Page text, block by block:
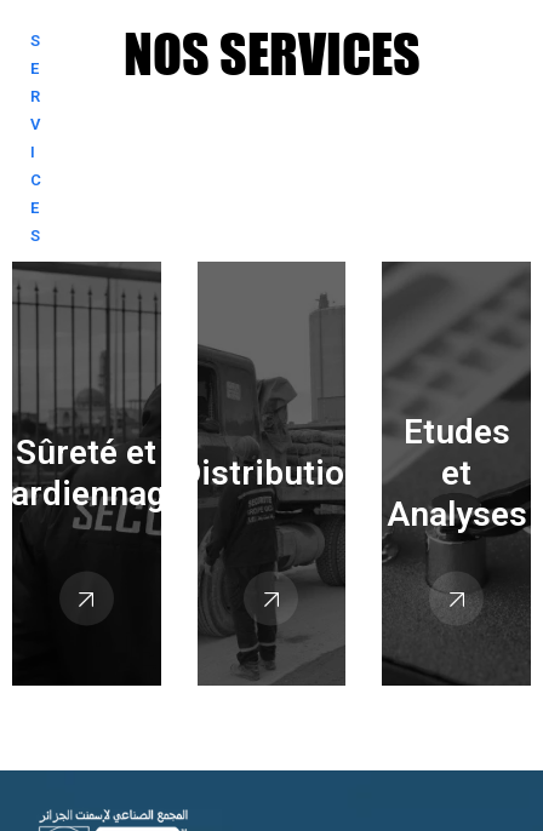
S
E
R
V
I
C
E
S
NOS SERVICES
Sûreté et
Distribution
Etudes
et
Analyses